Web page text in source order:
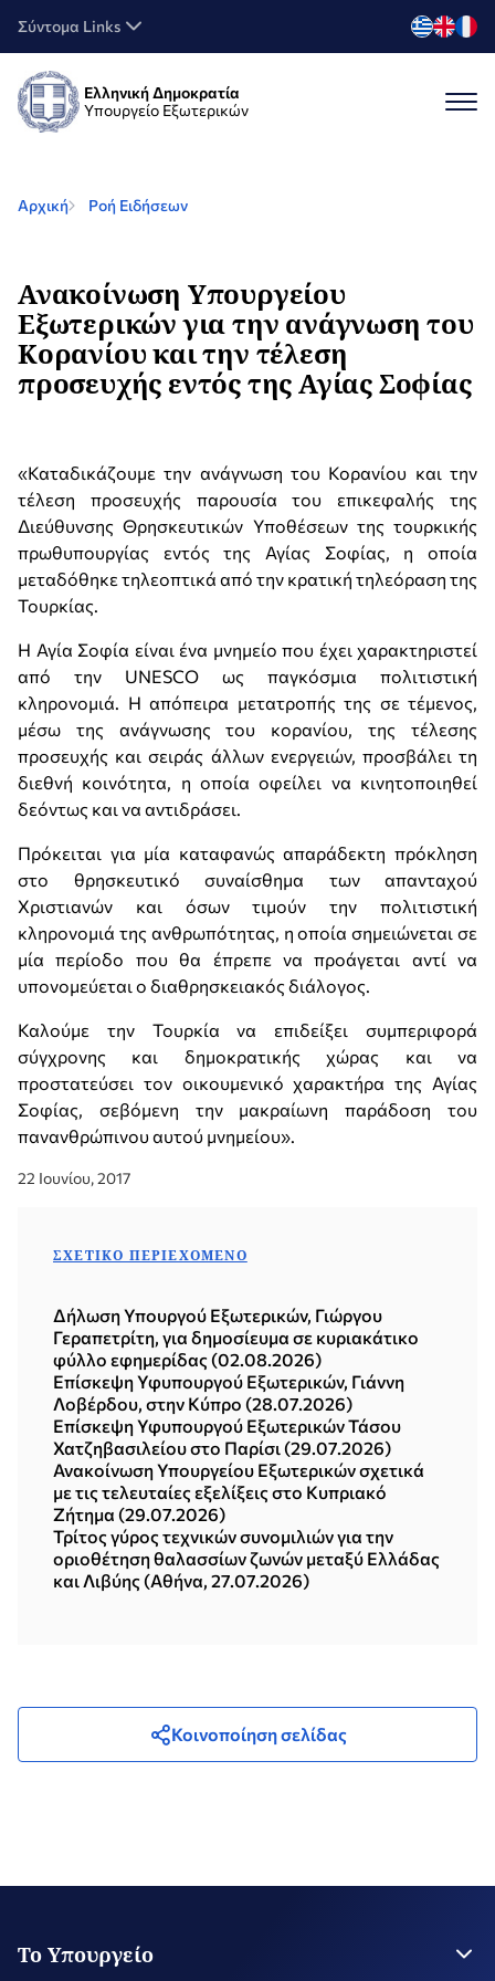
Σύντομα Links
Ελληνική Δημοκρατία
Υπουργείο Εξωτερικών
Αρχική Ροή Ειδήσεων
Ανακοίνωση Υπουργείου
Εξωτερικών για την ανάγνωση του
Κορανίου και την τέλεση
προσευχής εντός της Αγίας Σοφίας
«Καταδικάζουμε την ανάγνωση του Κορανίου και την
τέλεση προσευχής παρουσία του επικεφαλής της
Διεύθυνσης Θρησκευτικών Υποθέσεων της τουρκικής
πρωθυπουργίας εντός της Αγίας Σοφίας, η οποία
μεταδόθηκε τηλεοπτικά από την κρατική τηλεόραση της
Τουρκίας.
Η Αγία Σοφία είναι ένα μνημείο που έχει χαρακτηριστεί
από την UNESCO ως παγκόσμια πολιτιστική
κληρονομιά. Η απόπειρα μετατροπής της σε τέμενος,
μέσω της ανάγνωσης του κορανίου, της τέλεσης
προσευχής και σειράς άλλων ενεργειών, προσβάλει τη
διεθνή κοινότητα, η οποία οφείλει να κινητοποιηθεί
δεόντως και να αντιδράσει.
Πρόκειται για μία καταφανώς απαράδεκτη πρόκληση
στο θρησκευτικό συναίσθημα των απανταχού
Χριστιανών και όσων τιμούν την πολιτιστική
κληρονομιά της ανθρωπότητας, η οποία σημειώνεται σε
μία περίοδο που θα έπρεπε να προάγεται αντί να
υπονομεύεται ο διαθρησκειακός διάλογος.
Καλούμε την Τουρκία να επιδείξει συμπεριφορά
σύγχρονης και δημοκρατικής χώρας και να
προστατεύσει τον οικουμενικό χαρακτήρα της Αγίας
Σοφίας, σεβόμενη την μακραίωνη παράδοση του
πανανθρώπινου αυτού μνημείου».
22 Ιουνίου, 2017
ΣΧΕΤΙΚΌ ΠΕΡΙΕΧΌΜΕΝΟ
Δήλωση Υπουργού Εξωτερικών, Γιώργου
Γεραπετρίτη, για δημοσίευμα σε κυριακάτικο
φύλλο εφημερίδας (02.08.2026)
Επίσκεψη Υφυπουργού Εξωτερικών, Γιάννη
Λοβέρδου, στην Κύπρο (28.07.2026)
Επίσκεψη Υφυπουργού Εξωτερικών Τάσου
Χατζηβασιλείου στο Παρίσι (29.07.2026)
Ανακοίνωση Υπουργείου Εξωτερικών σχετικά
με τις τελευταίες εξελίξεις στο Κυπριακό
Ζήτημα (29.07.2026)
Τρίτος γύρος τεχνικών συνομιλιών για την
οριοθέτηση θαλασσίων ζωνών μεταξύ Ελλάδας
και Λιβύης (Αθήνα, 27.07.2026)
Κοινοποίηση σελίδας
Το Υπουργείο